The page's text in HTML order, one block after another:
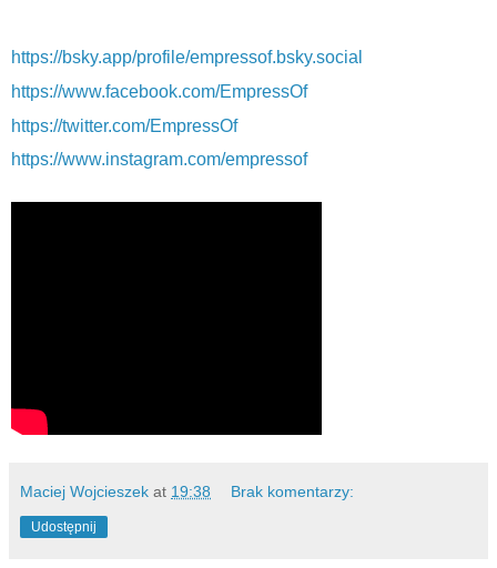
https://bsky.app/profile/empressof.bsky.social
https://www.facebook.com/EmpressOf
https://twitter.com/EmpressOf
https://www.instagram.com/empressof
Maciej Wojcieszek at 19:38 Brak komentarzy:
Udostępnij